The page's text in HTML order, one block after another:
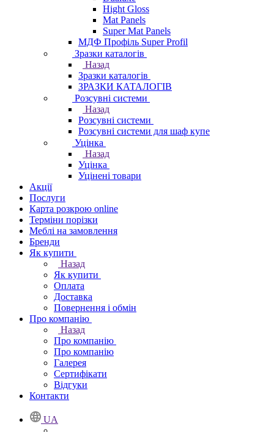
Hight Gloss
Mat Panels
Super Mat Panels
МДФ Профіль Super Profil
Зразки каталогів
Назад
Зразки каталогів
ЗРАЗКИ КАТАЛОГІВ
Розсувні системи
Назад
Розсувні системи
Розсувні системи для шаф купе
Уцінка
Назад
Уцінка
Уцінені товари
Акції
Послуги
Карта розкрою online
Терміни порізки
Меблі на замовлення
Бренди
Як купити
Назад
Як купити
Оплата
Доставка
Повернення і обмін
Про компанію
Назад
Про компанію
Про компанію
Галерея
Сертифікати
Відгуки
Контакти
UA